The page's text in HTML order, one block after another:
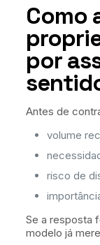
Como
por
Antes de
volume
risco de
Se a resposta
modelo já